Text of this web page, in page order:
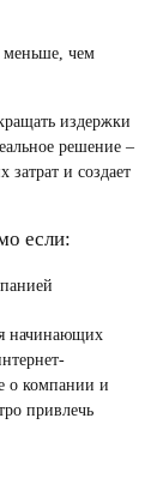
меньше, чем
издержки
решение –
затрат и создает
если:
начинающих
о компании и
привлечь